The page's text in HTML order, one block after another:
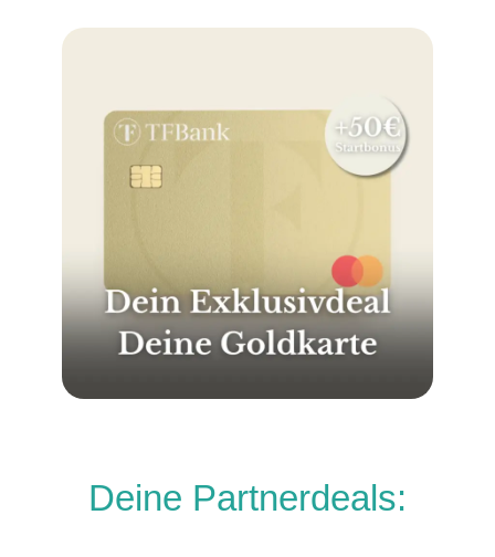
Deine Partnerdeals: